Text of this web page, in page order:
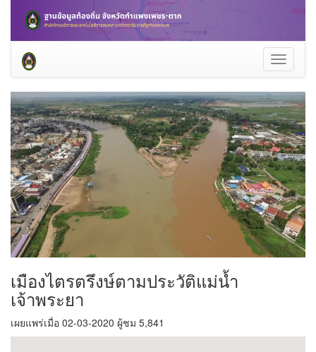
Toggle
เมืองไตรตรึงษ์ตามประวัติแม่น้ำ
เจ้าพระยา
เผยแพร่เมื่อ 02-03-2020 ผู้ชม 5,841